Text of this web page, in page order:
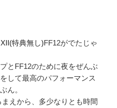
FF12がでたじゃ
とFF12のために夜をぜんぶ
して最高のパフォーマンス
ん。
えから、多少なりとも時間